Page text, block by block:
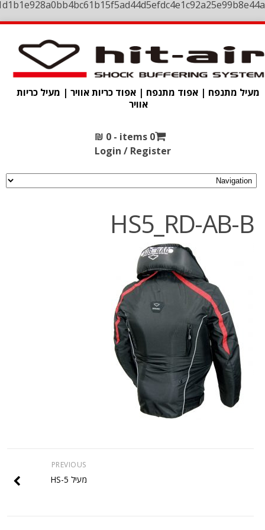
מעיל מתנפח | אפוד מתנפח | אפוד כריות אוויר | מעיל כריות
אוויר
0 items -
₪ 0
Login / Register
HS5_RD-AB-B
PREVIOUS
מעיל HS-5